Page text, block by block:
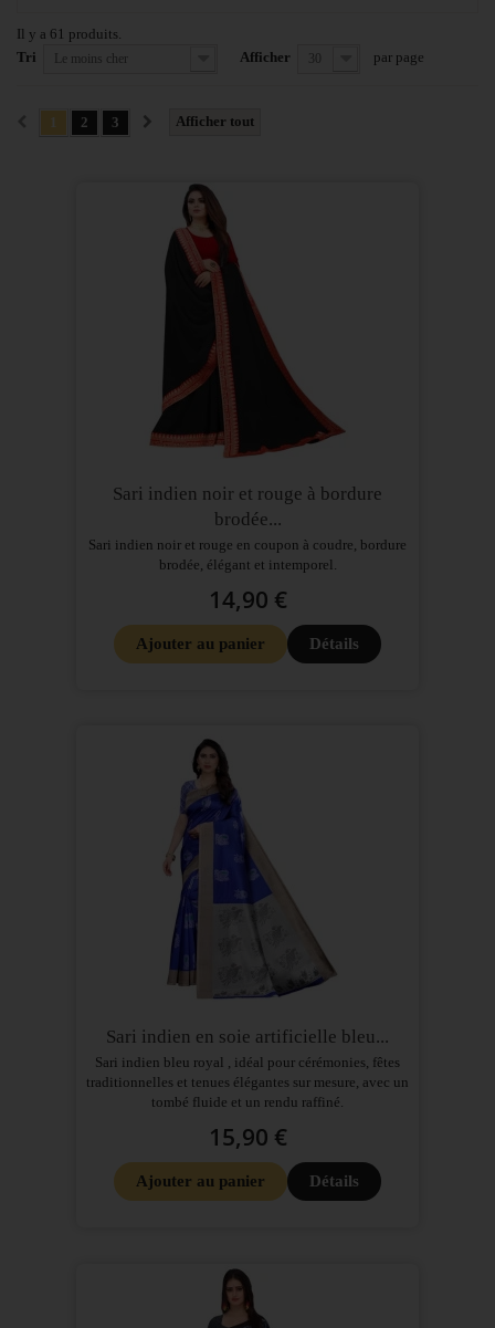
Il y a 61 produits.
Tri
Le moins cher Afficher 30 par page
Afficher tout
1 2 3
Sari indien noir et rouge à bordure
brodée...
Sari indien noir et rouge en coupon à coudre, bordure
brodée, élégant et intemporel.
14,90 €
Ajouter au panier Détails
Sari indien en soie artificielle bleu...
Sari indien bleu royal , idéal pour cérémonies, fêtes
traditionnelles et tenues élégantes sur mesure, avec un
tombé fluide et un rendu raffiné.
15,90 €
Ajouter au panier Détails